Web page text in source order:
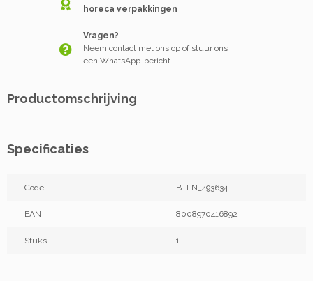
horeca verpakkingen
Vragen?
Neem contact met ons op of stuur ons
een WhatsApp-bericht
Productomschrijving
Specificaties
Code BTLN_493634
EAN 8008970416892
Stuks 1